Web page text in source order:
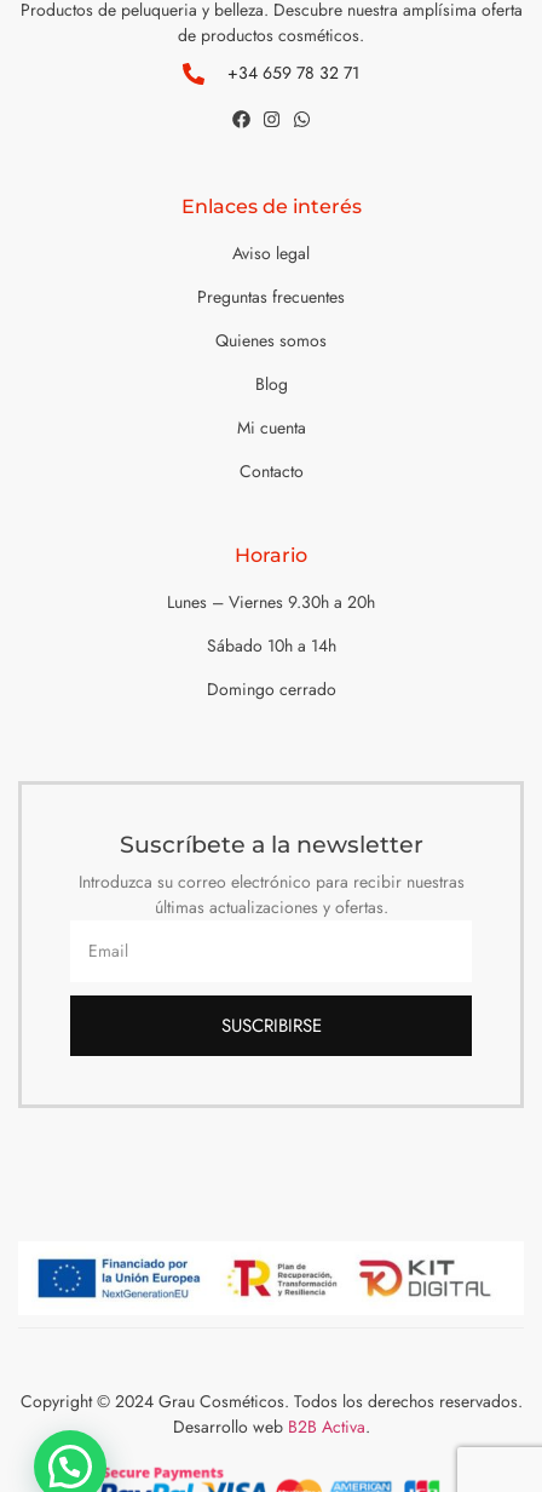
Productos de peluqueria y belleza. Descubre nuestra amplísima oferta
de productos cosméticos.
+34 659 78 32 71
Enlaces de interés
Aviso legal
Preguntas frecuentes
Quienes somos
Blog
Mi cuenta
Contacto
Horario
Lunes – Viernes 9.30h a 20h
Sábado 10h a 14h
Domingo cerrado
Suscríbete a la newsletter
Introduzca su correo electrónico para recibir nuestras
últimas actualizaciones y ofertas.
SUSCRIBIRSE
Copyright © 2024 Grau Cosméticos. Todos los derechos reservados.
Desarrollo web B2B Activa.